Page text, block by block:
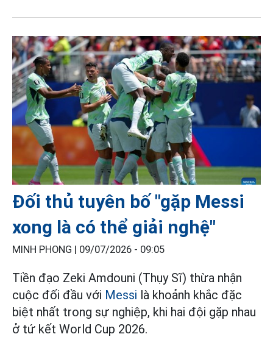
Đối thủ tuyên bố "gặp Messi
xong là có thể giải nghệ"
MINH PHONG | 09/07/2026 - 09:05
Tiền đạo Zeki Amdouni (Thụy Sĩ) thừa nhận
cuộc đối đầu với Messi là khoảnh khắc đặc
biệt nhất trong sự nghiệp, khi hai đội gặp nhau
ở tứ kết World Cup 2026.